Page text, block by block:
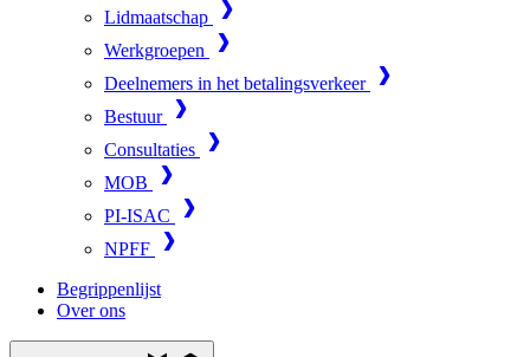
Lidmaatschap
Werkgroepen
Deelnemers in het betalingsverkeer
Bestuur
Consultaties
MOB
PI-ISAC
NPFF
Begrippenlijst
Over ons